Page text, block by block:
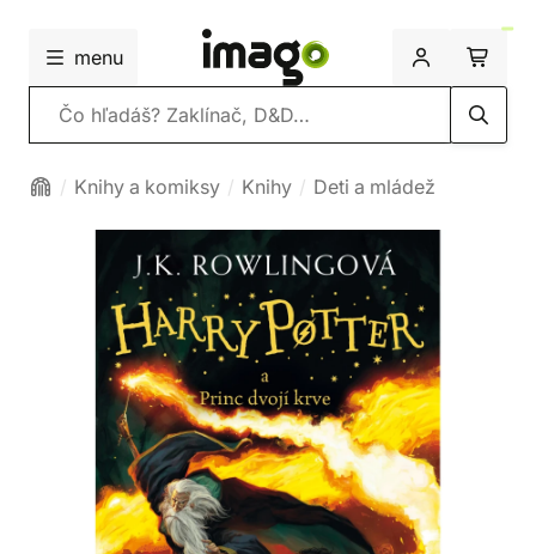
menu
Vyhľadávanie
Knihy a komiksy Knihy Deti a mládež